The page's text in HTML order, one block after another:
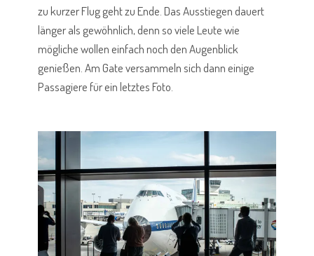
zu kurzer Flug geht zu Ende. Das Ausstiegen dauert
länger als gewöhnlich, denn so viele Leute wie
mögliche wollen einfach noch den Augenblick
genießen. Am Gate versammeln sich dann einige
Passagiere für ein letztes Foto.